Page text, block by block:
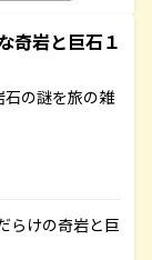
奇岩と巨石１
の謎を旅の雑
らけの奇岩と巨